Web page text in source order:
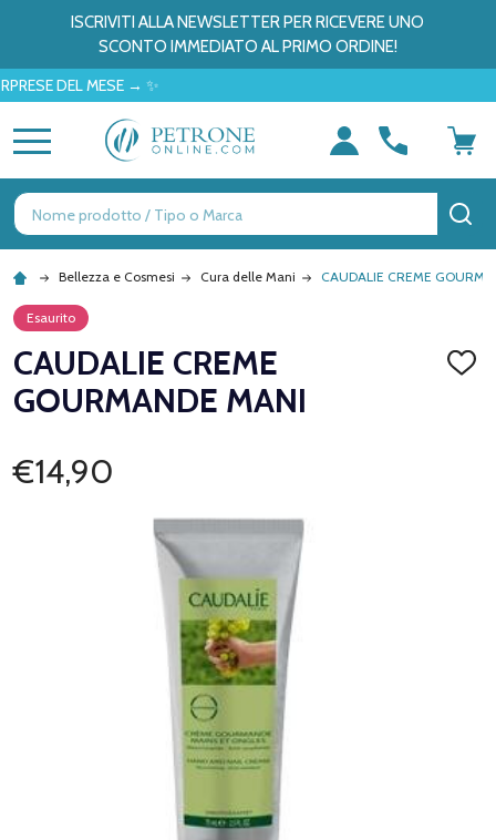
ISCRIVITI ALLA NEWSLETTER PER RICEVERE UNO
SCONTO IMMEDIATO AL PRIMO ORDINE!
DEL MESE → ✨
Ricerca
Bellezza e Cosmesi Cura delle Mani CAUDALIE CREME
Esaurito
CAUDALIE CREME
GOURMANDE MANI
€14,90